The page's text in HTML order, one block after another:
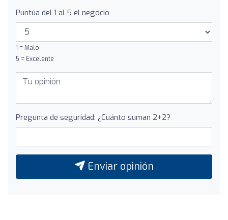
Puntúa del 1 al 5 el negocio
1 = Malo
5 = Excelente
Pregunta de seguridad: ¿Cuánto suman 2+2?
Enviar opinión